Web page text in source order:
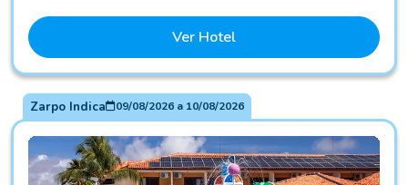
Ver Hotel
Zarpo Indica 09/08/2026a 10/08/2026